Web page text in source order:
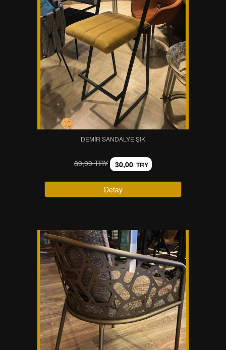
DEMIR SANDALYE ŞIK
89,99 TRY 30,00 TRY
Detay